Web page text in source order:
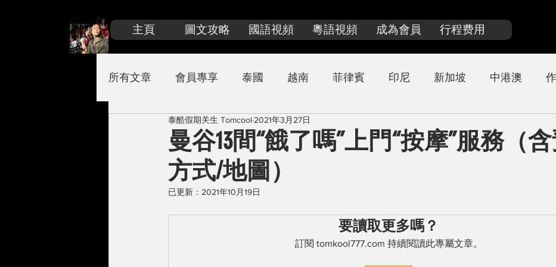
主頁 圖文攻略 國語視頻 粵語視頻 成為會員 行程费用
所有文章 會員專享 泰國 越南 菲律賓 印尼 新加坡 中港澳
關生嚴選 柬埔寨 马来西亚
曼谷13間“餓了嗎”上門“按摩”服務（
方式/地圖）
泰酷假期关生 Tomcool 2021年3月27日
已更新： 2021年10月19日
要讀取更多嗎？
訂閱 tomkool777.com 持續閱讀此專屬文章。